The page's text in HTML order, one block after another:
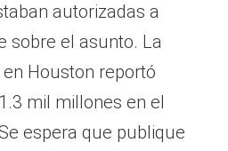
autorizadas a
sobre el asunto. La
Houston reportó
mil millones en el
espera que publique